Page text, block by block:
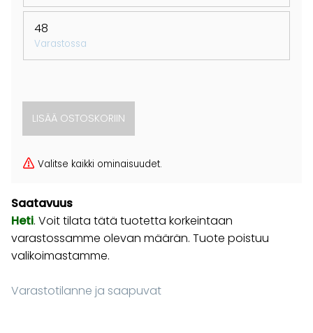
48
Varastossa
Valitse kaikki ominaisuudet.
Saatavuus
Heti. Voit tilata tätä tuotetta korkeintaan
varastossamme olevan määrän. Tuote poistuu
valikoimastamme.
Varastotilanne ja saapuvat